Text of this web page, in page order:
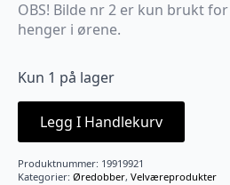
OBS! Bilde nr 2 er kun brukt
henger i ørene.
Kun 1 på lager
Legg I Handlekurv
Produktnummer: 19919921
Kategorier: Øredobber, Velværeprodukter